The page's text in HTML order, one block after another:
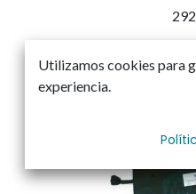
Utilizamos cookies para
experiencia.